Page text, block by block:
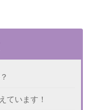
ています！